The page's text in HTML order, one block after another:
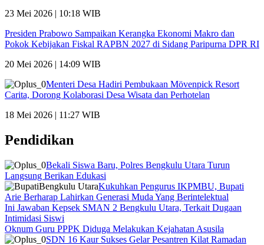
23 Mei 2026 | 10:18 WIB
Presiden Prabowo Sampaikan Kerangka Ekonomi Makro dan
Pokok Kebijakan Fiskal RAPBN 2027 di Sidang Paripurna DPR RI
20 Mei 2026 | 14:09 WIB
Menteri Desa Hadiri Pembukaan Mövenpick Resort
Carita, Dorong Kolaborasi Desa Wisata dan Perhotelan
18 Mei 2026 | 11:27 WIB
Pendidikan
Bekali Siswa Baru, Polres Bengkulu Utara Turun
Langsung Berikan Edukasi
Kukuhkan Pengurus IKPMBU, Bupati
Arie Berharap Lahirkan Generasi Muda Yang Berintelektual
Ini Jawaban Kepsek SMAN 2 Bengkulu Utara, Terkait Dugaan
Intimidasi Siswi
Oknum Guru PPPK Diduga Melakukan Kejahatan Asusila
SDN 16 Kaur Sukses Gelar Pesantren Kilat Ramadan